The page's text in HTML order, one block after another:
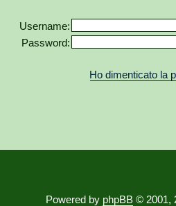
Username:
Password:
Ho dimenticato la
Powered by phpBB © 2001,